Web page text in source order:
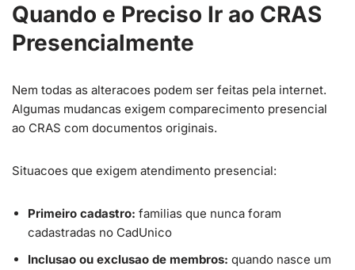
Quando e Preciso Ir ao CRAS
Presencialmente
Nem todas as alteracoes podem ser feitas pela internet.
Algumas mudancas exigem comparecimento presencial
ao CRAS com documentos originais.
Situacoes que exigem atendimento presencial:
Primeiro cadastro: familias que nunca foram
cadastradas no CadUnico
Inclusao ou exclusao de membros: quando nasce um